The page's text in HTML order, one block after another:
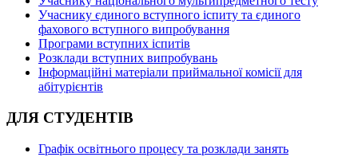
Учаснику єдиного вступного іспиту та єдиного
фахового вступного випробування
Програми вступних іспитів
Розклади вступних випробувань
Інформаційні матеріали приймальної комісії для
абітурієнтів
ДЛЯ СТУДЕНТІВ
Графік освітнього процесу та розклади занять